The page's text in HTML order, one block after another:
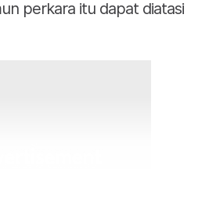
perkara itu dapat diatasi